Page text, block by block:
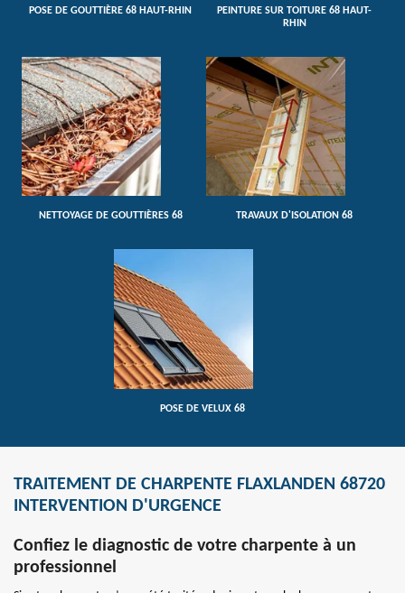
POSE DE GOUTTIÈRE 68 HAUT-RHIN
PEINTURE SUR TOITURE 68 HAUT-
RHIN
NETTOYAGE DE GOUTTIÈRES 68 TRAVAUX D'ISOLATION 68
POSE DE VELUX 68
TRAITEMENT DE CHARPENTE FLAXLANDEN 68720
INTERVENTION D'URGENCE
Confiez le diagnostic de votre charpente à un
professionnel